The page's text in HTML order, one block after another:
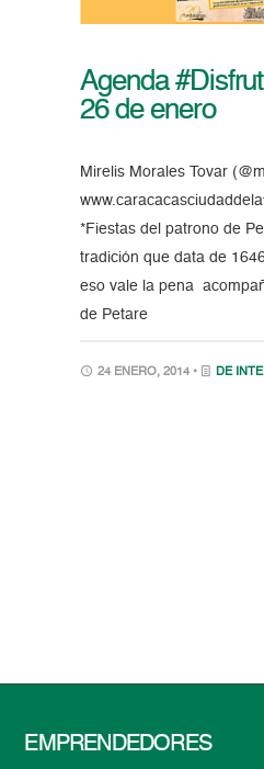
Agenda
26 de enero
Mirelis Morales Tovar
*Fiestas del patrono de
tradición que data de
eso vale la pena
de Petare
24 ENERO, 2014 • DE
EMPRENDEDORES